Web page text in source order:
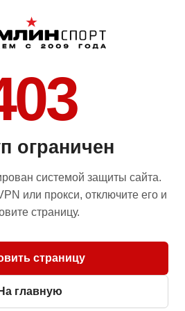
ограничен
системой защиты сайта.
или прокси, отключите его и
страницу.
страницу
На главную